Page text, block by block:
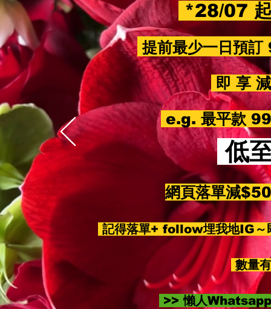
*28/07
提前最少一日預
即 享
e.g. 最平款
低
網頁落單減
記得落單+ follow埋我地IG～
數量
>> 懶人